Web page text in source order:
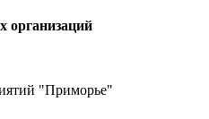
организаций
"Приморье"